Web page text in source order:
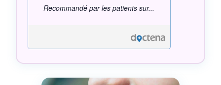
Recommandé par les patients sur...